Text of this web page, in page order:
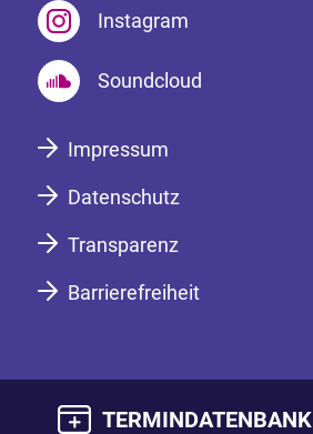
Instagram
Soundcloud
Impressum
Datenschutz
Transparenz
Barrierefreiheit
TERMINDATENBANK